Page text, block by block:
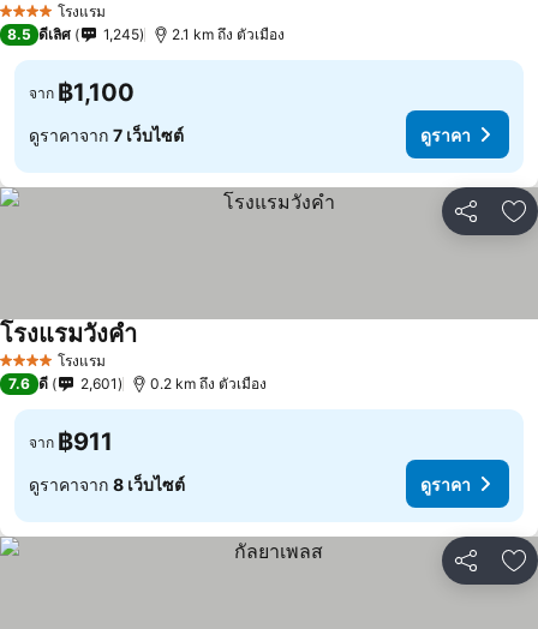
4 ดาว โรงแรม
8.5 ดีเลิศ 1,245 2.1 km ถึง ตัวเมือง
จาก ฿1,100
ดูราคาจาก 7 เว็บไซต์ ดูราคา
แชร์ เ
4 ดาว โรงแรม
โรงแรมวังคำ
7.6 ดี 2,601 0.2 km ถึง ตัวเมือง
จาก ฿911
ดูราคาจาก 8 เว็บไซต์ ดูราคา
แชร์ เ